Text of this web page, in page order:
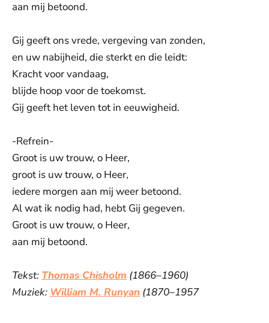
aan mij betoond.
Gij geeft ons vrede, vergeving van zonden,
en uw nabijheid, die sterkt en die leidt:
Kracht voor vandaag,
blijde hoop voor de toekomst.
Gij geeft het leven tot in eeuwigheid.
-Refrein-
Groot is uw trouw, o Heer,
groot is uw trouw, o Heer,
iedere morgen aan mij weer betoond.
Al wat ik nodig had, hebt Gij gegeven.
Groot is uw trouw, o Heer,
aan mij betoond.
Tekst: Thomas Chisholm (1866–1960)
Muziek: William M. Runyan (1870–1957